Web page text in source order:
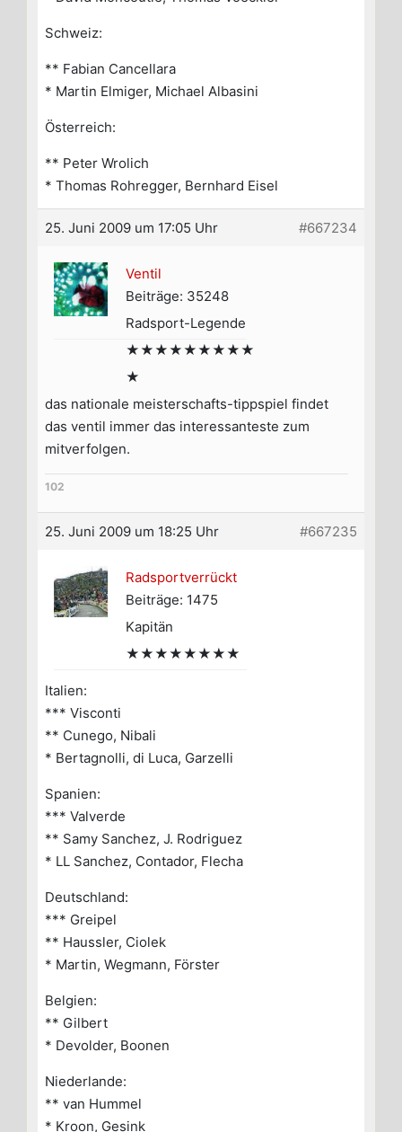
Schweiz:
** Fabian Cancellara
* Martin Elmiger, Michael Albasini
Österreich:
** Peter Wrolich
* Thomas Rohregger, Bernhard Eisel
25. Juni 2009 um 17:05 Uhr #667234
Ventil
Beiträge: 35248
Radsport-Legende
★★★★★★★★★
★
das nationale meisterschafts-tippspiel findet
das ventil immer das interessanteste zum
mitverfolgen.
102
25. Juni 2009 um 18:25 Uhr #667235
Radsportverrückt
Beiträge: 1475
Kapitän
★★★★★★★★
Italien:
*** Visconti
** Cunego, Nibali
* Bertagnolli, di Luca, Garzelli
Spanien:
*** Valverde
** Samy Sanchez, J. Rodriguez
* LL Sanchez, Contador, Flecha
Deutschland:
*** Greipel
** Haussler, Ciolek
* Martin, Wegmann, Förster
Belgien:
** Gilbert
* Devolder, Boonen
Niederlande:
** van Hummel
* Kroon, Gesink